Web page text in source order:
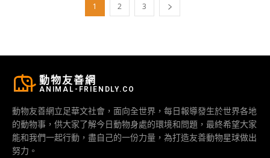
1 2 3
動物友善網
ANIMAL-FRIENDLY.CO
動物友善網立足華文社會，面向全世界，每日報導發生於世界各地
的動物事，供大家了解今日動物身處的環境和問題，最終希望大家
能和我們一起行動，盡自己的一份力量，為打造友善動物星球做出
努力。